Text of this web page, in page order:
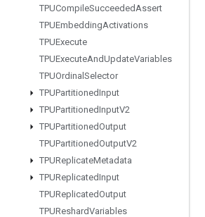
TPUCompileSucceededAssert
TPUEmbeddingActivations
TPUExecute
TPUExecuteAndUpdateVariables
TPUOrdinal Selector
TPUPartitionedInput
TPUPartitionedInputV2
TPUPartitionedOutput
TPUPartitionedOutputV2
TPUReplicateMetadata
TPUReplicatedInput
TPUReplicatedOutput
TPUReshardVariables